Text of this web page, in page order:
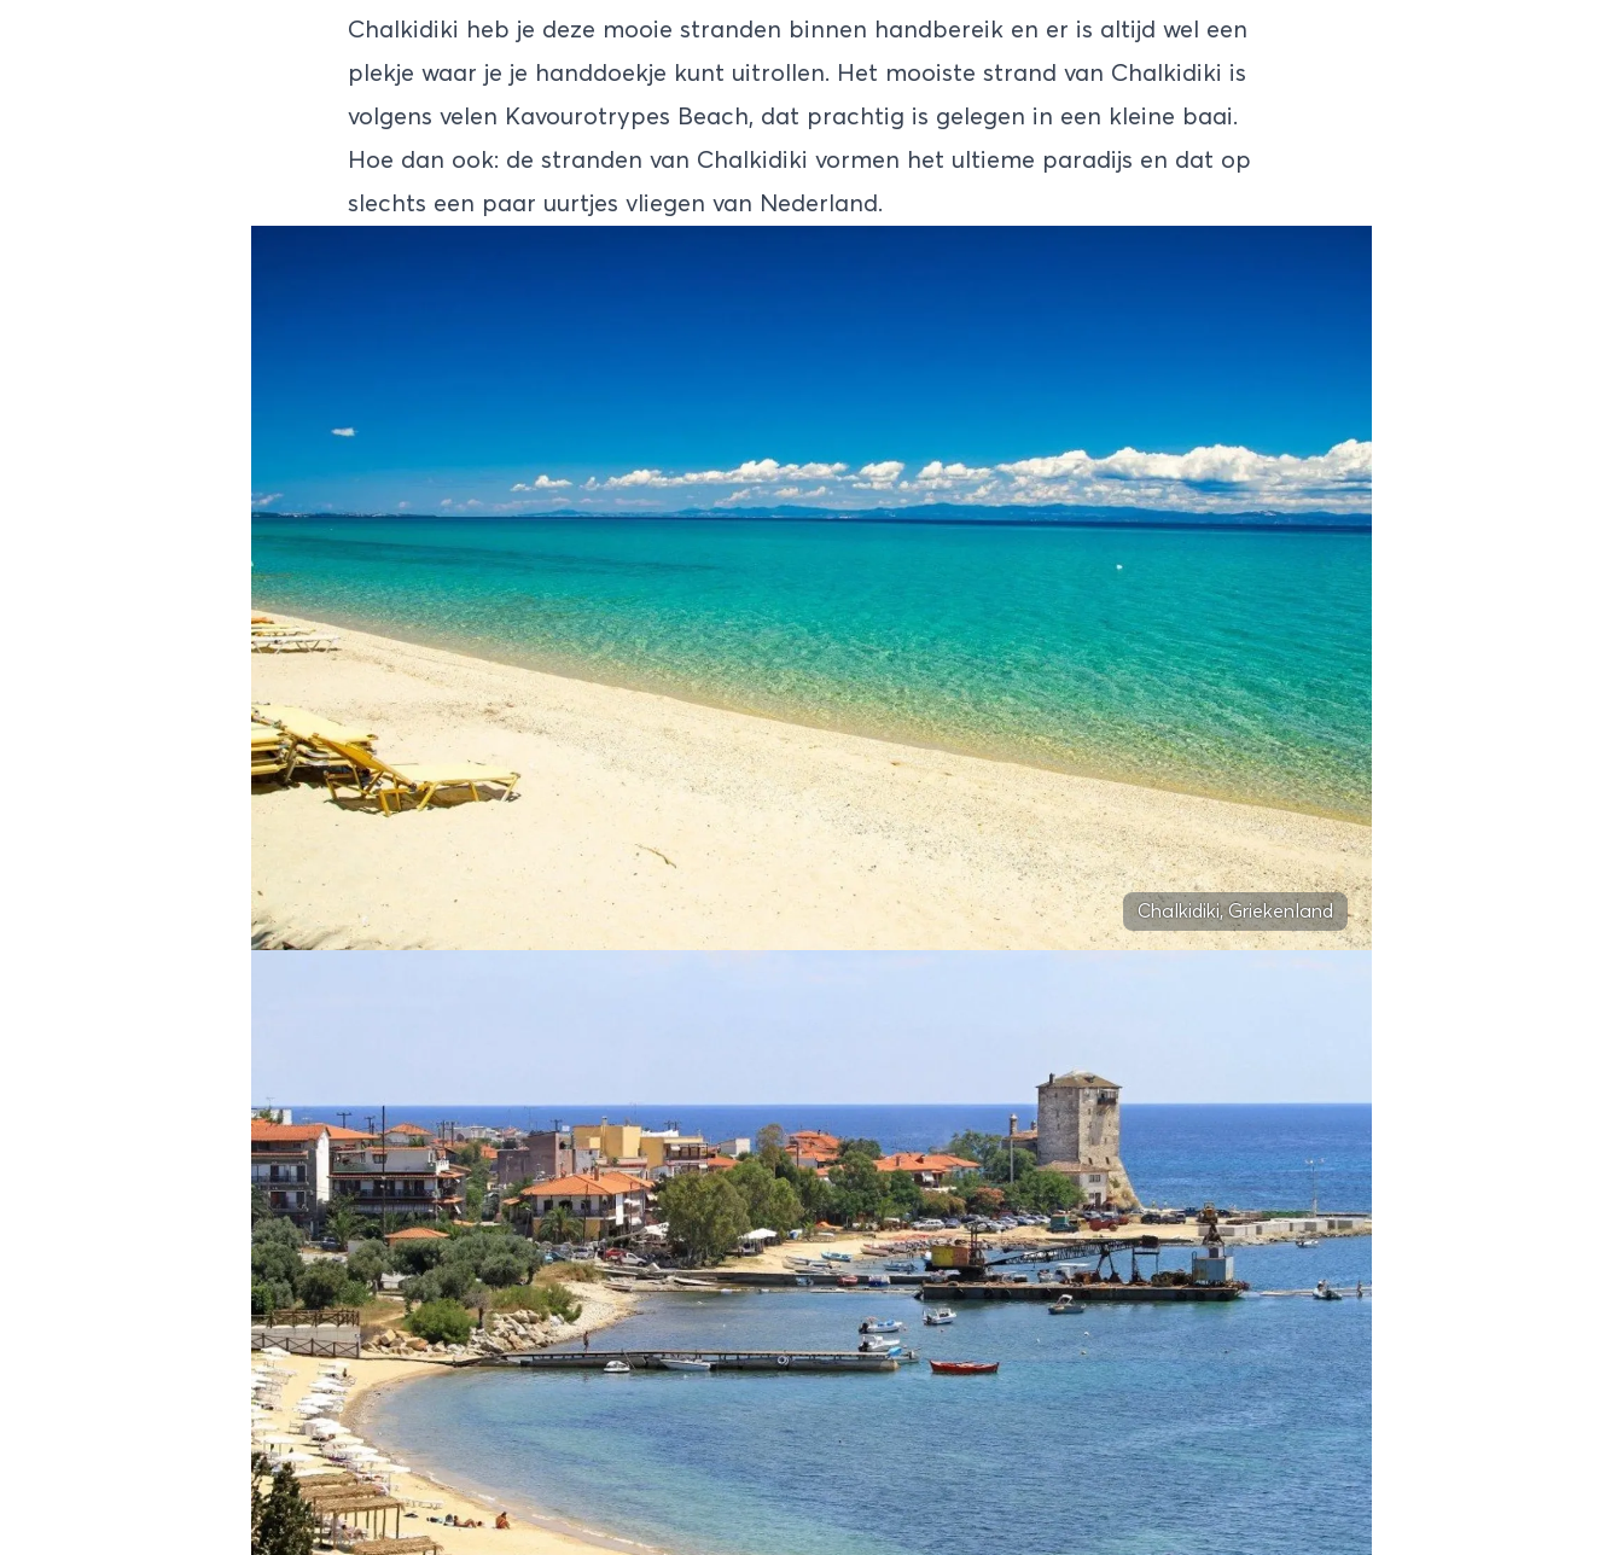
Chalkidiki heb je deze mooie stranden binnen handbereik en er is altijd wel een
plekje waar je je handdoekje kunt uitrollen. Het mooiste strand van Chalkidiki is
volgens velen Kavourotrypes Beach, dat prachtig is gelegen in een kleine baai.
Hoe dan ook: de stranden van Chalkidiki vormen het ultieme paradijs en dat op
slechts een paar uurtjes vliegen van Nederland.
Chalkidiki, Griekenland